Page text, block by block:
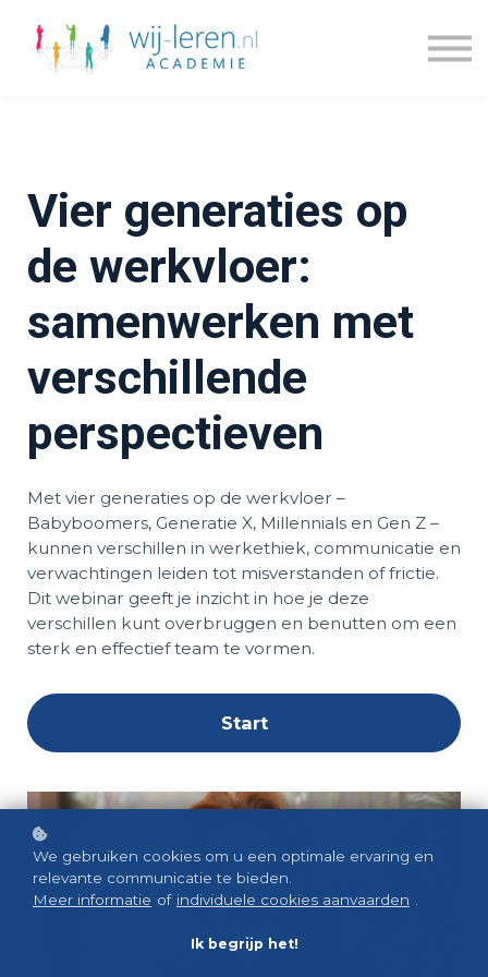
Kennisdossiers
Series
Inloggen
Account maken
Vier generaties op
de werkvloer:
samenwerken met
verschillende
perspectieven
Met vier generaties op de werkvloer –
Babyboomers, Generatie X, Millennials en Gen Z –
kunnen verschillen in werkethiek, communicatie en
verwachtingen leiden tot misverstanden of frictie.
Dit webinar geeft je inzicht in hoe je deze
verschillen kunt overbruggen en benutten om een
sterk en effectief team te vormen.
Start
We gebruiken cookies om u een optimale ervaring en
relevante communicatie te bieden.
Meer informatie of individuele cookies aanvaarden
Ik begrijp het!